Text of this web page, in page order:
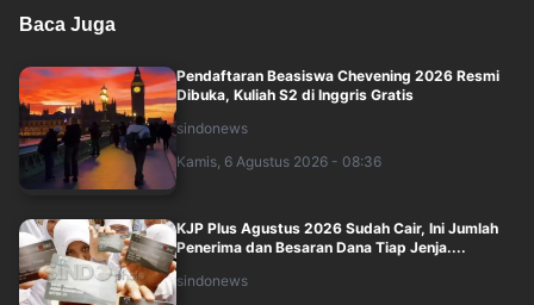
Baca Juga
Pendaftaran Beasiswa Chevening 2026 Resmi
Dibuka, Kuliah S2 di Inggris Gratis
sindonews
Kamis, 6 Agustus 2026 - 08:36
KJP Plus Agustus 2026 Sudah Cair, Ini Jumlah
Penerima dan Besaran Dana Tiap Jenja....
sindonews